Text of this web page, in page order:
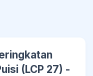
(LCP 27) -